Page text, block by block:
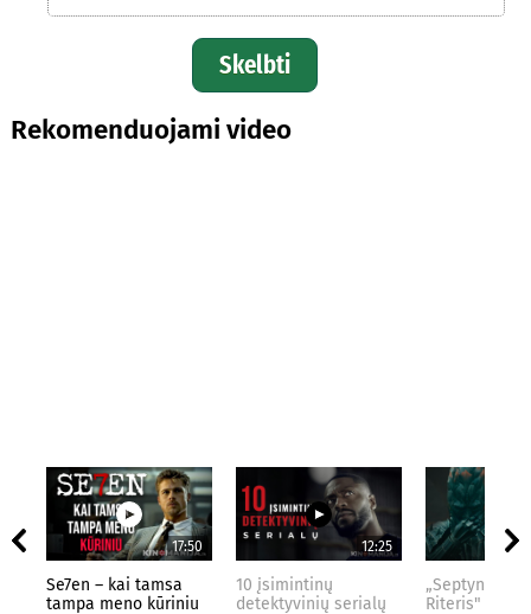
Skelbti
Rekomenduojami video
17:50
Se7en – kai tamsa
tampa meno kūriniu
12:25
10 įsimintinų
detektyvinių serialų
„Septynių
Riteris" – kai